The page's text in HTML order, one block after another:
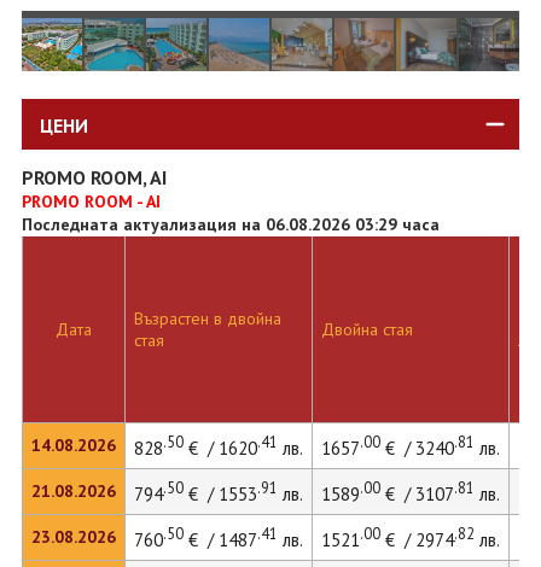
ЦЕНИ
PROMO ROOM, AI
PROMO ROOM - AI
Последната актуализация на 06.08.2026 03:29 часа
Дата
14.08.2026
21.08.2026
23.08.2026
Възрастен в двойна
стая
Двойна стая
828.50€ / 1620.41 лв. 1657.00€ / 3240.81 лв.
794.50€ / 1553.91 лв. 1589.00€ / 3107.81 лв.
760.50€ / 1487.41 лв. 1521.00€ / 2974.82 лв.